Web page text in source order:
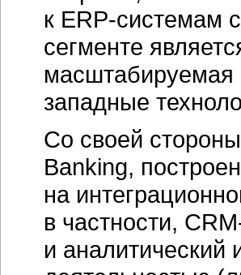
к ERP-системам
сегменте
масштабируемая
западные
Со своей
Banking,
на
в частности,
и аналитический